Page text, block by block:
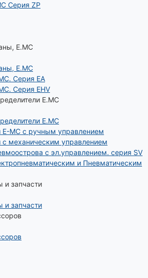
Серия ZP
Е.МС
Е.МС
Серия EA
Серия EHV
E.MC
E.MC
E-MC с ручным управлением
с механическим управлением
с эл.управлением. серия SV
и Пневматическим
и запчасти
и запчасти